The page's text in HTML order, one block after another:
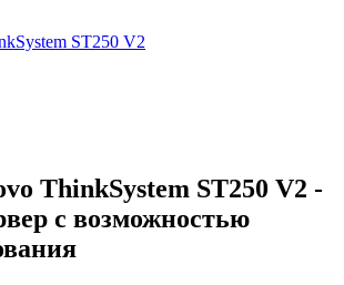
ST250 V2
ThinkSystem ST250 V2 -
с возможностью